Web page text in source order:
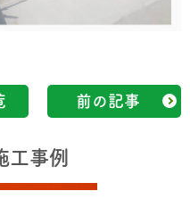
前の記事
工事例